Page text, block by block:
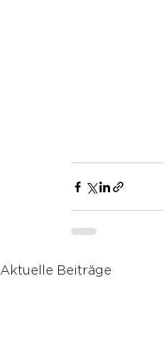
Aktuelle Beiträge